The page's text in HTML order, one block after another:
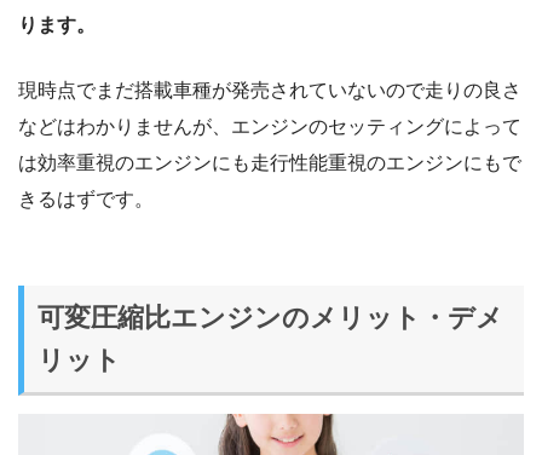
ります。
現時点でまだ搭載車種が発売されていないので走りの良さ
などはわかりませんが、エンジンのセッティングによって
は効率重視のエンジンにも走行性能重視のエンジンにもで
きるはずです。
可変圧縮比エンジンのメリット・デメ
リット